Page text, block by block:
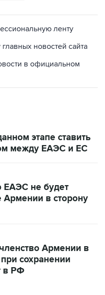
ленту
новостей сайта
в официальном
этапе ставить
между ЕАЭС и ЕС
ЕАЭС не будет
Армении в сторону
Армении в
сохранении
в РФ